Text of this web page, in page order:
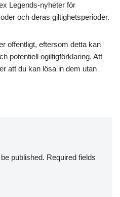
Legends-nyheter för
och deras giltighetsperioder.
offentligt, eftersom detta kan
potentiell ogiltigförklaring. Att
att du kan lösa in dem utan
published. Required fields